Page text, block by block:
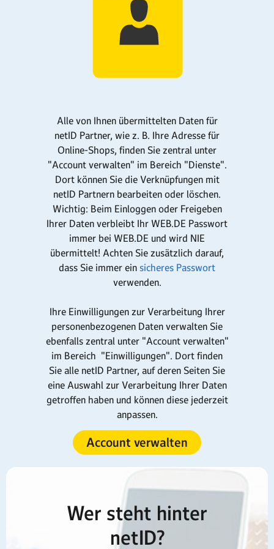
Alle von Ihnen übermittelten Daten für
netID Partner, wie z. B. Ihre Adresse für
Online-Shops, finden Sie zentral unter
"Account verwalten" im Bereich "Dienste".
Dort können Sie die Verknüpfungen mit
netID Partnern bearbeiten oder löschen.
Wichtig: Beim Einloggen oder Freigeben
Ihrer Daten verbleibt Ihr WEB.DE Passwort
immer bei WEB.DE und wird NIE
übermittelt! Achten Sie zusätzlich darauf,
dass Sie immer ein sicheres Passwort
verwenden.
Ihre Einwilligungen zur Verarbeitung Ihrer
personenbezogenen Daten verwalten Sie
ebenfalls zentral unter "Account verwalten"
im Bereich "Einwilligungen". Dort finden
Sie alle netID Partner, auf deren Seiten Sie
eine Auswahl zur Verarbeitung Ihrer Daten
getroffen haben und können diese jederzeit
anpassen.
Account verwalten
Wer steht hinter
netID?